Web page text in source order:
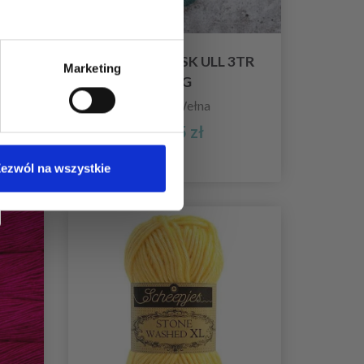
Marketing
na wszystkie
JÄRBO SVENSK ULL 3TR
100G
100% Wełna
38,35 zł